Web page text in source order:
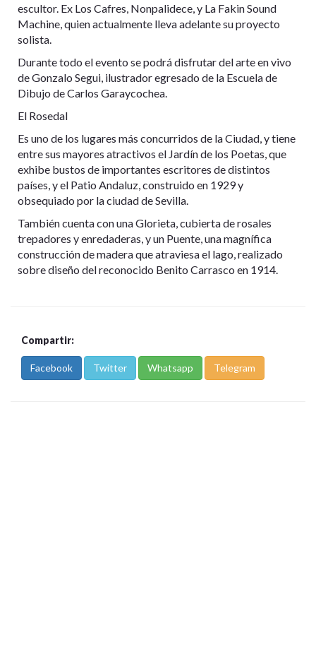
escultor. Ex Los Cafres, Nonpalidece, y La Fakin Sound
Machine, quien actualmente lleva adelante su proyecto
solista.
Durante todo el evento se podrá disfrutar del arte en vivo
de Gonzalo Segui, ilustrador egresado de la Escuela de
Dibujo de Carlos Garaycochea.
El Rosedal
Es uno de los lugares más concurridos de la Ciudad, y tiene
entre sus mayores atractivos el Jardín de los Poetas, que
exhibe bustos de importantes escritores de distintos
países, y el Patio Andaluz, construido en 1929 y
obsequiado por la ciudad de Sevilla.
También cuenta con una Glorieta, cubierta de rosales
trepadores y enredaderas, y un Puente, una magnífica
construcción de madera que atraviesa el lago, realizado
sobre diseño del reconocido Benito Carrasco en 1914.
Compartir:
Facebook Twitter Whatsapp Telegram